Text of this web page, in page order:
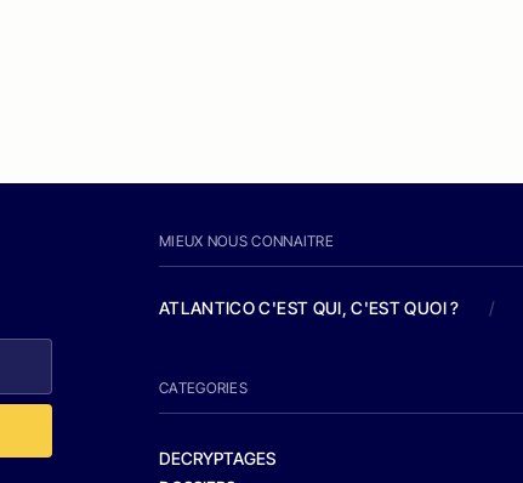
MIEUX NOUS CONNAITRE
ATLANTICO C'EST QUI, C'EST QUOI ? /
CATEGORIES
DECRYPTAGES